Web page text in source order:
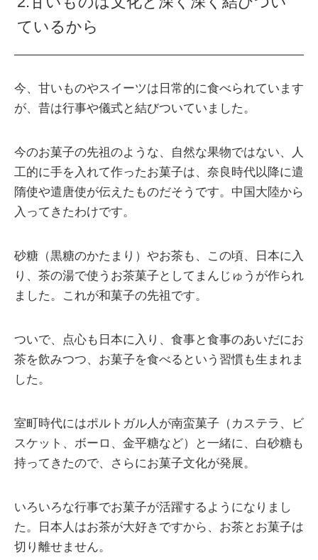
ているから
今、甘いものやスイーツは日常的に食べられています
が、昔は行事や儀式と結びついていました。
今のお菓子の先祖のような、自然な果物ではない、人
工的に手を入れて作ったお菓子は、奈良時代以降に遣
隋使や遣唐使が伝えたものだそうです。中国大陸から
入ってきたわけです。
砂糖（黒糖のかたまり）やお茶も、この頃、日本に入
り、茶の湯で使うお茶菓子としてまんじゅうが作られ
ました。これが和菓子の先祖です。
ついで、点心も日本に入り、食事と食事のあいだにお
茶を飲みつつ、お菓子を食べるという習慣も生まれま
した。
室町時代にはポルトガル人が南蛮菓子（カステラ、ビ
スケット、ボーロ、金平糖など）と一緒に、白砂糖も
持ってきたので、さらにお菓子文化が発展。
いろいろな行事でお菓子が活躍するようになりまし
た。日本人はお茶が大好きですから、お茶とお菓子は
切り離せません。